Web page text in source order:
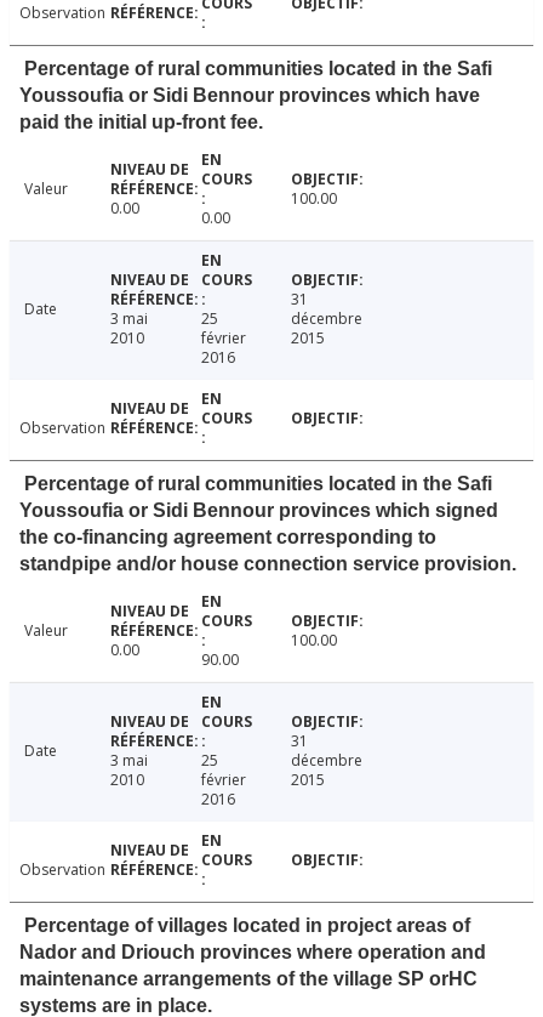
Observation
Percentage of rural communities located in the Safi
Youssoufia or Sidi Bennour provinces which have
paid the initial up-front fee.
Valeur
0.00
0.00
100.00
Date
3 mai
2010
25
février
2016
31
décembre
2015
Observation
Percentage of rural communities located in the Safi
Youssoufia or Sidi Bennour provinces which signed
the co-financing agreement corresponding to
standpipe and/or house connection service provision.
Valeur
0.00
90.00
100.00
Date
3 mai
2010
25
février
2016
31
décembre
2015
Observation
Percentage of villages located in project areas of
Nador and Driouch provinces where operation and
maintenance arrangements of the village SP orHC
systems are in place.